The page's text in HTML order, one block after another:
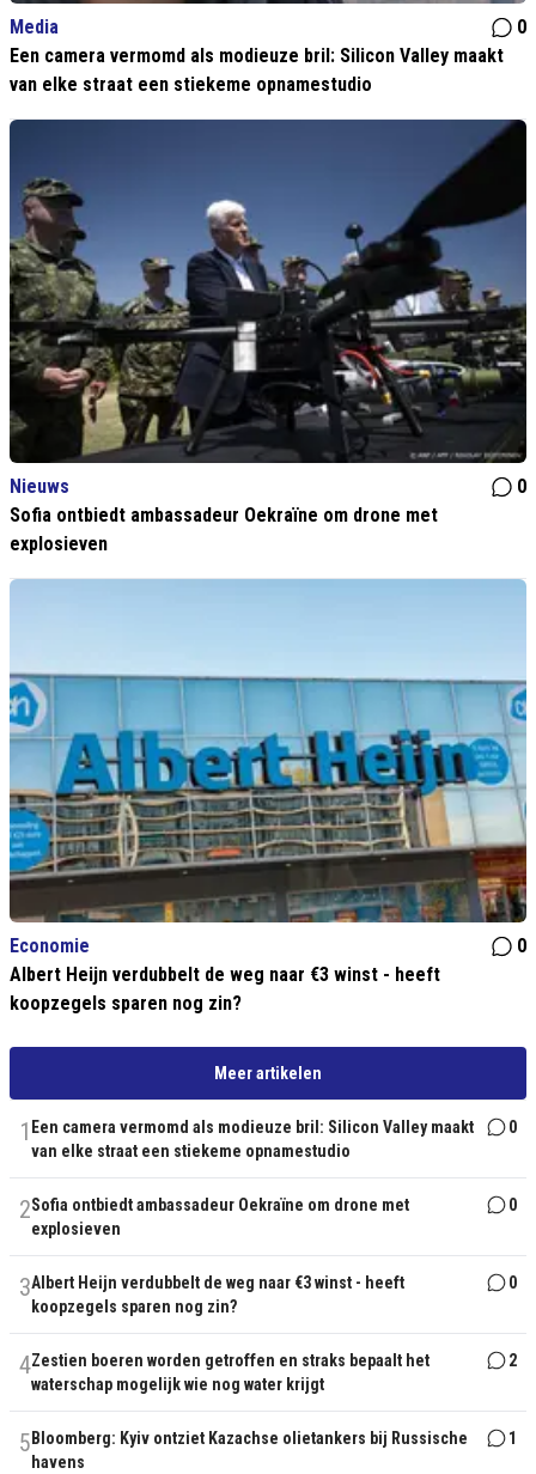
Media
0
Een camera vermomd als modieuze bril: Silicon Valley maakt
van elke straat een stiekeme opnamestudio
Nieuws
0
Sofia ontbiedt ambassadeur Oekraïne om drone met
explosieven
Economie
0
Albert Heijn verdubbelt de weg naar €3 winst - heeft
koopzegels sparen nog zin?
Meer artikelen
1 Een camera vermomd als modieuze bril: Silicon Valley maakt
van elke straat een stiekeme opnamestudio
0
2Sofia ontbiedt ambassadeur Oekraïne om drone met
explosieven
0
3Albert Heijn verdubbelt de weg naar €3 winst - heeft
koopzegels sparen nog zin?
0
4Zestien boeren worden getroffen en straks bepaalt het
waterschap mogelijk wie nog water krijgt
2
5 Bloomberg: Kyiv ontziet Kazachse olietankers bij Russische
havens
1